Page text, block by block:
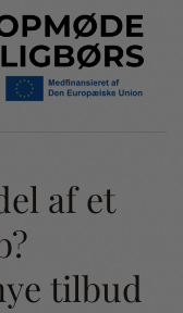
af et
tilbud